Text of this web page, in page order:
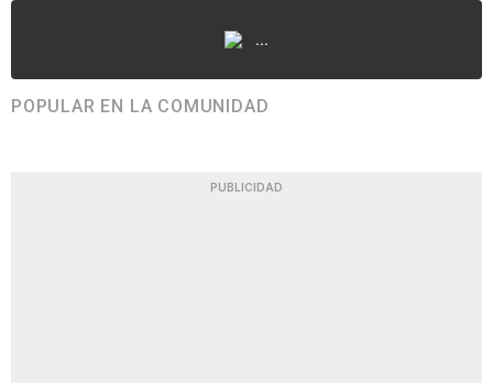
...
POPULAR EN LA COMUNIDAD
PUBLICIDAD